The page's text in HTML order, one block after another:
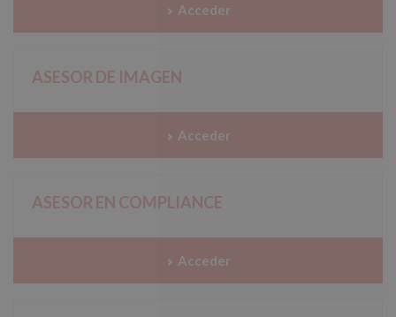
Acceder
ASESOR DE IMAGEN
Acceder
ASESOR EN COMPLIANCE
Acceder